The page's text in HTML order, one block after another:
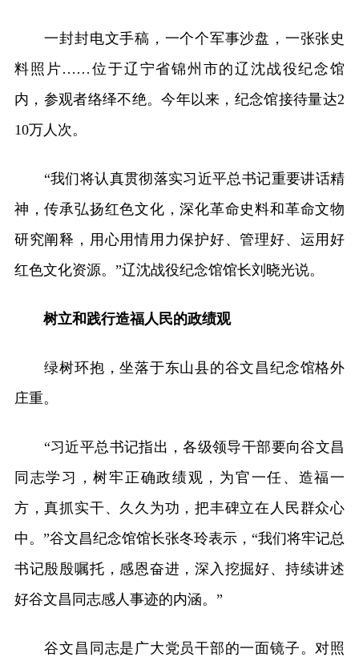
一封封电文手稿，一个个军事沙盘，一张张史
料照片……位于辽宁省锦州市的辽沈战役纪念馆
内，参观者络绎不绝。今年以来，纪念馆接待量达2
10万人次。
“我们将认真贯彻落实习近平总书记重要讲话精
神，传承弘扬红色文化，深化革命史料和革命文物
研究阐释，用心用情用力保护好、管理好、运用好
红色文化资源。”辽沈战役纪念馆馆长刘晓光说。
树立和践行造福人民的政绩观
绿树环抱，坐落于东山县的谷文昌纪念馆格外
庄重。
“习近平总书记指出，各级领导干部要向谷文昌
同志学习，树牢正确政绩观，为官一任、造福一
方，真抓实干、久久为功，把丰碑立在人民群众心
中。”谷文昌纪念馆馆长张冬玲表示，“我们将牢记总
书记殷殷嘱托，感恩奋进，深入挖掘好、持续讲述
好谷文昌同志感人事迹的内涵。”
谷文昌同志是广大党员干部的一面镜子。对照